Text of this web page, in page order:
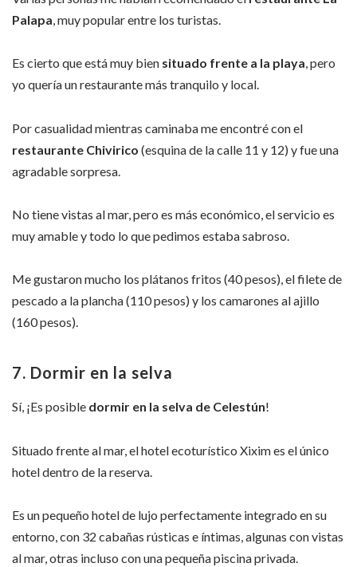
Palapa , muy popular entre los turistas.
Es cierto que está muy bien situado frente a la playa, pero
yo quería un restaurante más tranquilo y local.
Por casualidad mientras caminaba me encontré con el
restaurante Chivirico (esquina de la calle 11 y 12) y fue una
agradable sorpresa.
No tiene vistas al mar, pero es más económico, el servicio es
muy amable y todo lo que pedimos estaba sabroso.
Me gustaron mucho los plátanos fritos (40 pesos), el filete de
pescado a la plancha (110 pesos) y los camarones al ajillo
(160 pesos).
7. Dormir en la selva
Sí, ¡Es posible dormir en la selva de Celestún!
Situado frente al mar, el hotel ecoturístico Xixim es el único
hotel dentro de la reserva.
Es un pequeño hotel de lujo perfectamente integrado en su
entorno, con 32 cabañas rústicas e íntimas, algunas con vistas
al mar, otras incluso con una pequeña piscina privada.